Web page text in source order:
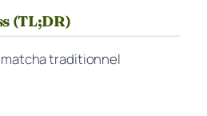
(TL;DR)
matcha traditionnel